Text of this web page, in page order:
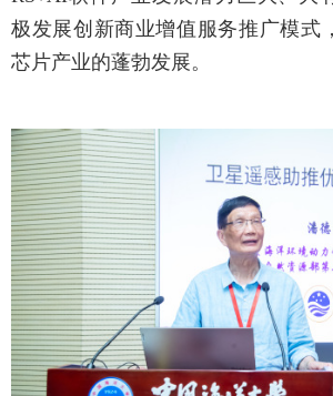
极发展创新商业增值服务推广模式
芯片产业的蓬勃发展。